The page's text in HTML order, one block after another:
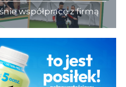
współpracę z firmą
na co dzień zajmuje
dla piłkarzy-